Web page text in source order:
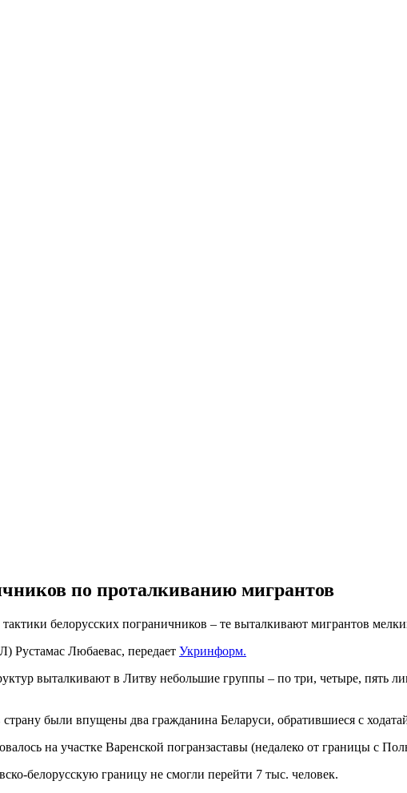
по проталкиванию мигрантов
белорусских пограничников – те выталкивают мигрантов
Любаевас, передает Укринформ.
выталкивают в Литву небольшие группы – по три, четыре, пять
были впущены два гражданина Беларуси, обратившиеся с
на участке Варенской погранзаставы (недалеко от границы с
белорусскую границу не смогли перейти 7 тыс. человек.